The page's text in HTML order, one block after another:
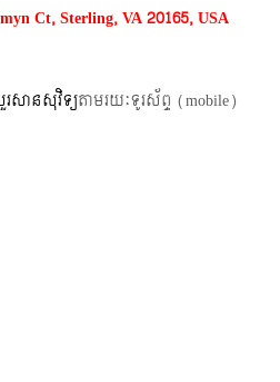
Ct, Sterling, VA 20165, USA
សានសុវិទ្យតាមរយៈទូរស័ព្ទ​ (mobile)​